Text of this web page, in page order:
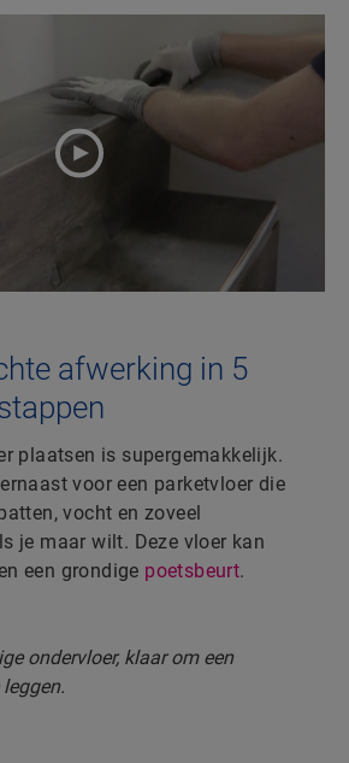
afwerking in 5
plaatsen is supergemakkelijk.
voor een parketvloer die
vocht en zoveel
je maar wilt. Deze vloer kan
een grondige poetsbeurt.